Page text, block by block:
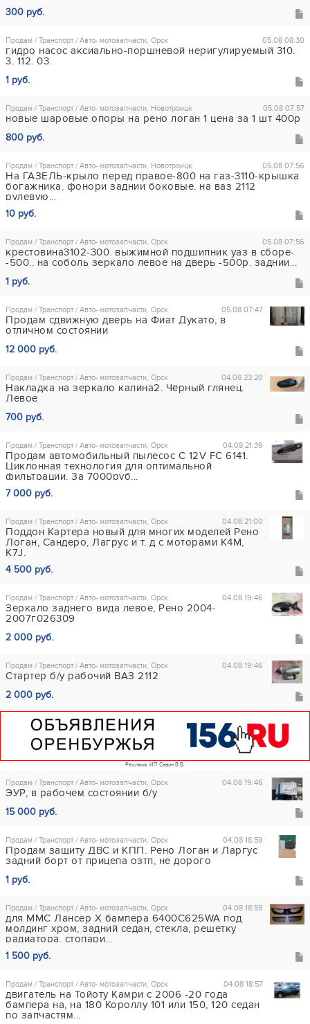
300 руб.
05.08 08:30
Продам / Транспорт / Авто- мотозапчасти, Орск
гидро насос аксиально-поршневой неригулируемый 310.
3. 112. 03.
1 руб.
05.08 07:57
Продам / Транспорт / Авто- мотозапчасти, Новотроицк
новые шаровые опоры на рено логан 1 цена за 1 шт 400р
800 руб.
05.08 07:56
Продам / Транспорт / Авто- мотозапчасти, Новотроицк
На ГАЗЕЛЬ-крыло перед правое-800 на газ-3110-крышка
богажника. фонори заднии боковые. на ваз 2112
рулевую...
10 руб.
05.08 07:56
Продам / Транспорт / Авто- мотозапчасти, Орск
крестовина3102-300. выжимной подшипник уаз в сборе-
-500.. на соболь зеркало левое на дверь -500р. заднии...
1 руб.
05.08 07:47
Продам / Транспорт / Авто- мотозапчасти, Орск
Продам сдвижную дверь на Фиат Дукато, в
отличном состоянии
12 000 руб.
04.08 23:20
Продам / Транспорт / Авто- мотозапчасти, Орск
Накладка на зеркало калина2. Чёрный глянец.
Левое
700 руб.
04.08 21:39
Продам / Транспорт / Авто- мотозапчасти, Орск
Продам автомобильный пылесос C 12V FC 6141.
Циклонная технология для оптимальной
фильтрации. За 7000руб...
7 000 руб.
04.08 21:00
Продам / Транспорт / Авто- мотозапчасти, Орск
Поддон Картера новый для многих моделей Рено
Логан, Сандеро, Лагрус и т. д с моторами K4M,
K7J,
4 500 руб.
04.08 19:46
Продам / Транспорт / Авто- мотозапчасти, Орск
Зеркало заднего вида левое, Рено 2004-
2007г026309
2 000 руб.
04.08 19:46
Продам / Транспорт / Авто- мотозапчасти, Орск
Стартер б/у рабочий ВАЗ 2112
2 000 руб.
Реклама. ИП Савин В.В.
04.08 19:46
Продам / Транспорт / Авто- мотозапчасти, Орск
ЭУР, в рабочем состоянии б/у
15 000 руб.
04.08 18:59
Продам / Транспорт / Авто- мотозапчасти, Орск
Продам защиту ДВС и КПП. Рено Логан и Ларгус
задний борт от прицепа озтп, не дорого
1 руб.
04.08 18:59
Продам / Транспорт / Авто- мотозапчасти, Орск
для ММС Лансер Х бампера 6400C625WA под
молдинг хром, задний седан, стекла, решетку
радиатора, стопари...
1 500 руб.
04.08 18:57
Продам / Транспорт / Авто- мотозапчасти, Орск
двигатель на Тойоту Камри с 2006 -20 года
бампера на, на 180 Короллу 101 или 150, 120 седан
по запчастям...